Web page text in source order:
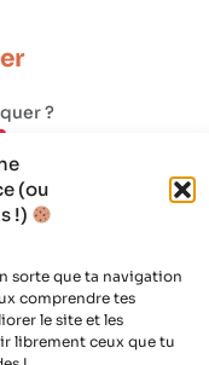
(ou
!)
sorte que ta navigation
comprendre tes
le site et les
librement ceux que tu
?